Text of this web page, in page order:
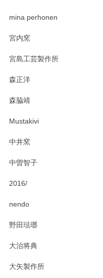
おかけしました。 ありが
mina perhonen
宮内窯
宮島工芸製作所
森正洋
森脇靖
Mustakivi
中井窯
中曽智子
2016/
nendo
野田琺瑯
大治将典
大矢製作所